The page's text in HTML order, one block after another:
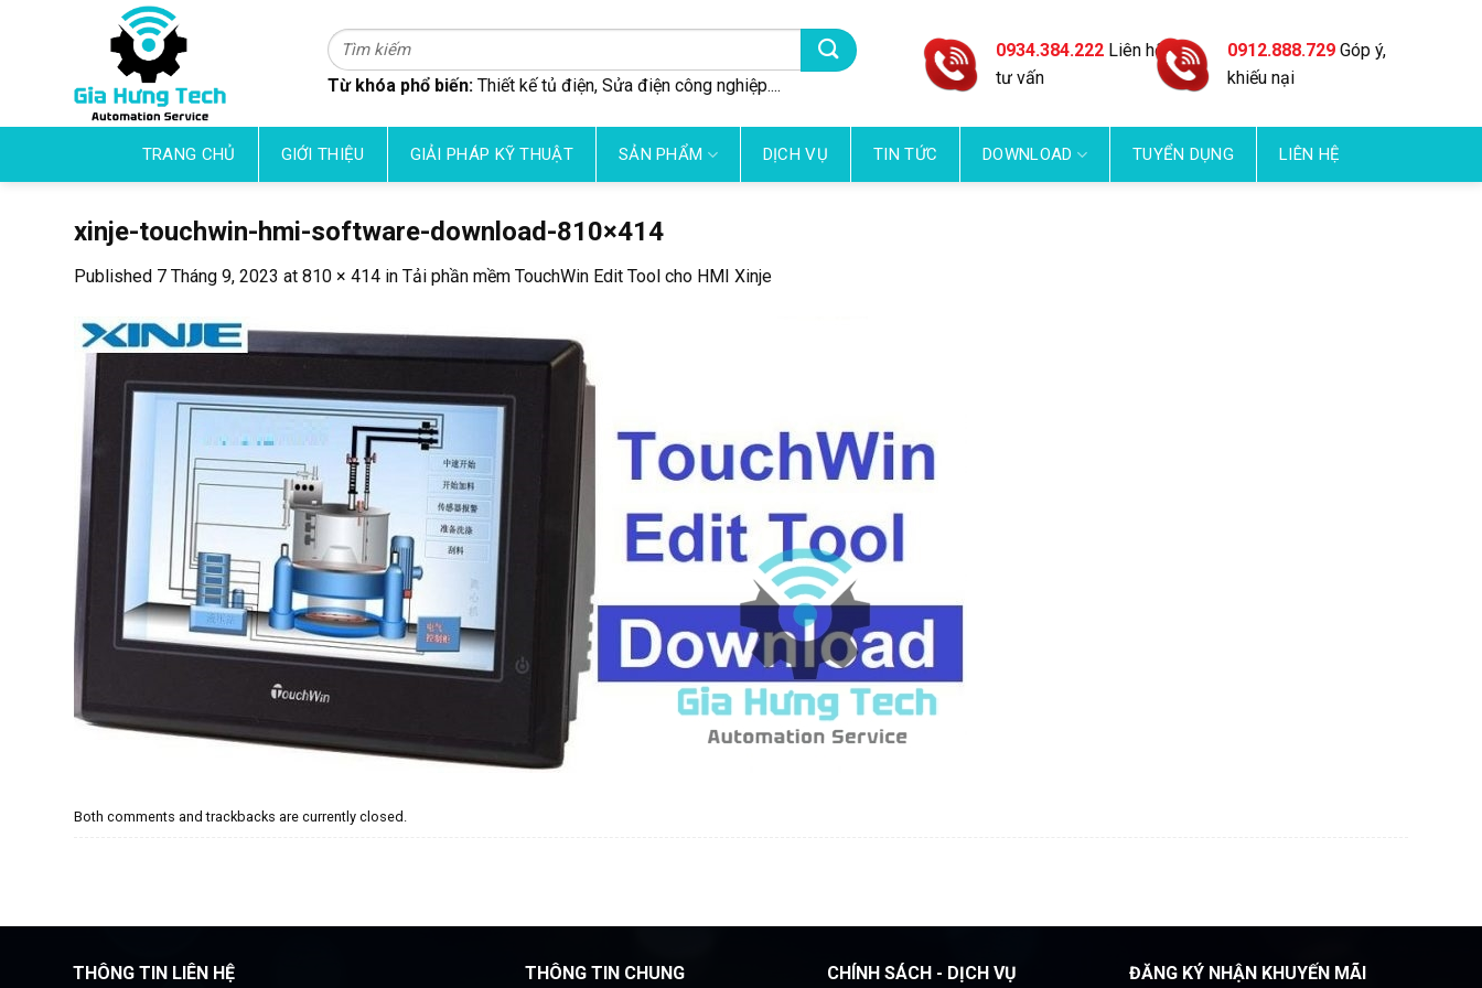
Tìm
kiếm:
Từ khóa phổ biến: Thiết kế tủ điện, Sửa điện công nghiệp....
0934.384.222 Liên hệ
tư vấn
0912.888.729 Góp ý,
khiếu nại
TRANG CHỦ GIỚI THIỆU GIẢI PHÁP KỸ THUẬT SẢN PHẨM DỊCH VỤ TIN TỨC DOWNLOAD TUYỂN DỤNG LIÊN HỆ
xinje-touchwin-hmi-software-download-810×414
Published 7 Tháng 9, 2023 at 810 × 414 in Tải phần mềm TouchWin Edit Tool cho HMI Xinje
Both comments and trackbacks are currently closed.
THÔNG TIN LIÊN HỆ THÔNG TIN CHUNG CHÍNH SÁCH - DỊCH VỤ ĐĂNG KÝ NHẬN KHUYẾN MÃI